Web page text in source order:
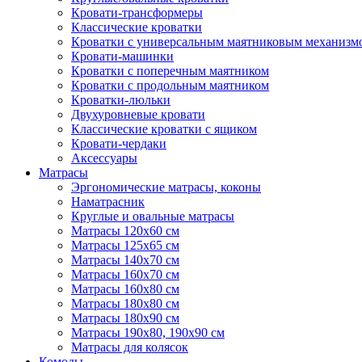
Кровати-трансформеры
Классические кроватки
Кроватки с универсальным маятниковым
Кровати-машинки
Кроватки с поперечным маятником
Кроватки с продольным маятником
Кроватки-люльки
Двухуровневые кровати
Классические кроватки с ящиком
Кровати-чердаки
Аксессуары
Матрасы
Эргономические матрасы, коконы
Наматрасник
Круглые и овальные матрасы
Матрасы 120х60 см
Матрасы 125х65 см
Матрасы 140х70 см
Матрасы 160х70 см
Матрасы 160х80 см
Матрасы 180х80 см
Матрасы 180х90 см
Матрасы 190х80, 190х90 см
Матрасы для колясок